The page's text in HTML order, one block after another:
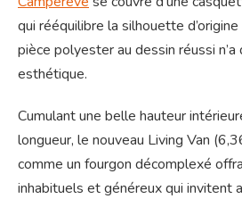
qui rééquilibre la silhouette
pièce polyester au dessin réussi n’a
esthétique.
Cumulant une belle hauteur
longueur, le nouveau Living Van
comme un fourgon décomplexé
inhabituels et généreux qui invitent